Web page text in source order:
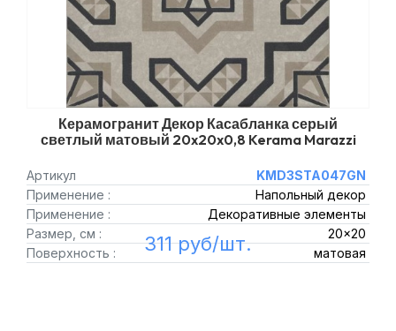
Керамогранит Декор Касабланка серый
светлый матовый 20x20x0,8 Kerama Marazzi
Артикул
KMD3STA047GN
Применение :
Напольный декор
Применение :
Декоративные элементы
Размер, см :
20x20
Поверхность :
матовая
311 руб/шт.